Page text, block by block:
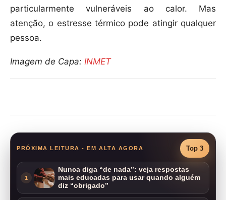
particularmente vulneráveis ao calor. Mas
atenção, o estresse térmico pode atingir qualquer
pessoa.
Imagem de Capa: INMET
PRÓXIMA LEITURA - EM ALTA AGORA Top 3
1
Nunca diga “de nada”: veja respostas
mais educadas para usar quando alguém
diz “obrigado”